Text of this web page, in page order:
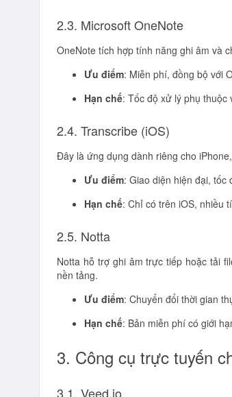
2.3. Microsoft OneNote
OneNote tích hợp tính năng ghi âm và
Ưu điểm: Miễn phí, đồng bộ với
Hạn chế: Tốc độ xử lý phụ thuộc
2.4. Transcribe (iOS)
Đây là ứng dụng dành riêng cho
Ưu điểm: Giao diện hiện đại, tốc
Hạn chế: Chỉ có trên iOS, nhiều
2.5. Notta
Notta hỗ trợ ghi âm trực tiếp hoặc tải
nền tảng.
Ưu điểm: Chuyển đổi thời gian
Hạn chế: Bản miễn phí có giới
3. Công cụ trực tuyến
3.1. Veed.io